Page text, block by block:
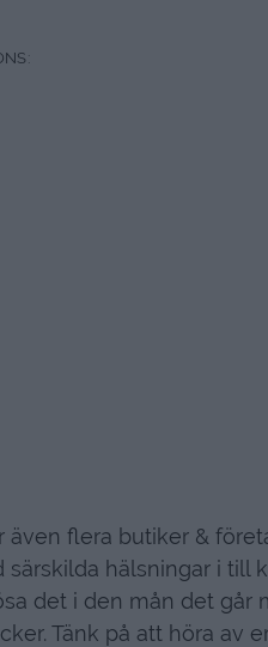
även flera butiker &
särskilda hälsningar i till
det i den mån det går
Tänk på att höra av